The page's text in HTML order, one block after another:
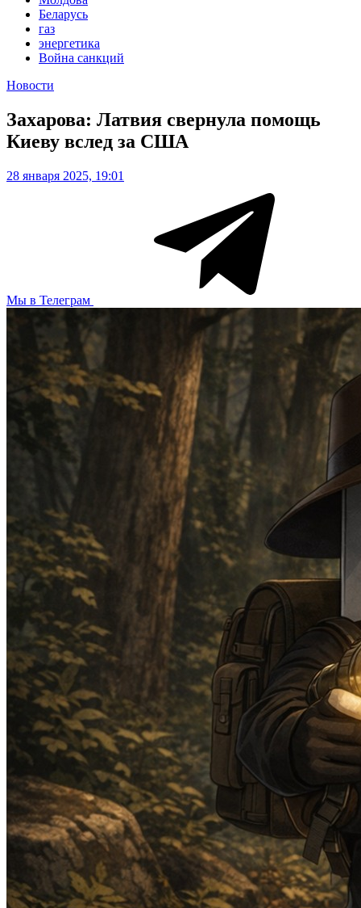
Беларусь
газ
энергетика
Война санкций
Новости
Захарова: Латвия свернула помощь
Киеву вслед за США
28 января 2025, 19:01
Мы в Телеграм